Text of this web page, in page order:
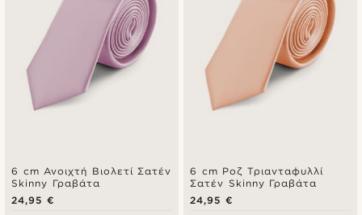
6 cm Ανοιχτή Βιολετί Σατέν
Skinny Γραβάτα
24,95 €
6 cm Ροζ Τριανταφυλλί
Σατέν Skinny Γραβάτα
24,95 €